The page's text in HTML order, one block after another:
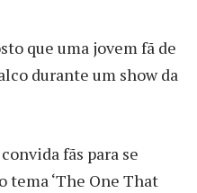
que uma jovem fã de
durante um show da
fãs para se
tema ‘The One That